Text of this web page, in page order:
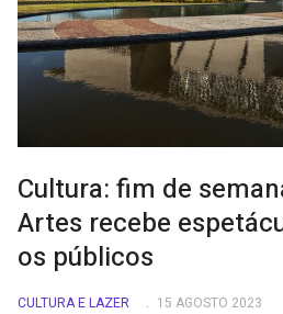
Cultura: fim de
Artes recebe
os públicos
CULTURA E LAZER 15 AGOSTO 2023